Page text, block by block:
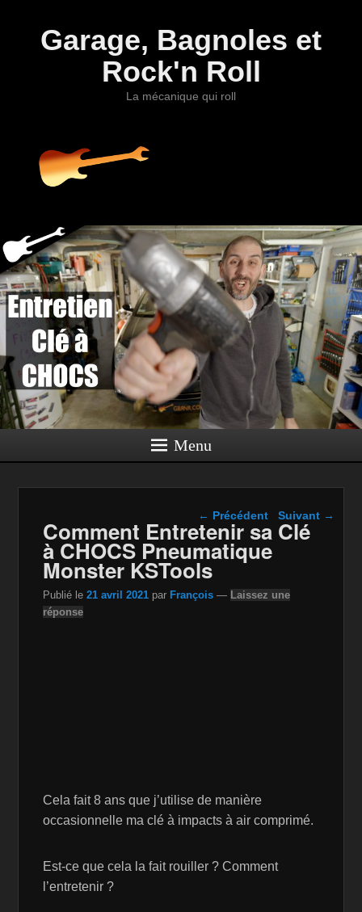
Garage, Bagnoles et
Rock'n Roll
La mécanique qui roll
Menu
Navigation dans les
articles
← Précédent Suivant →
Comment Entretenir sa Clé
à CHOCS Pneumatique
Monster KSTools
Publié le21 avril 2021 par François — Laissez une
réponse
Cela fait 8 ans que j’utilise de manière
occasionnelle ma clé à impacts à air comprimé.
Est-ce que cela la fait rouiller ? Comment
l’entretenir ?